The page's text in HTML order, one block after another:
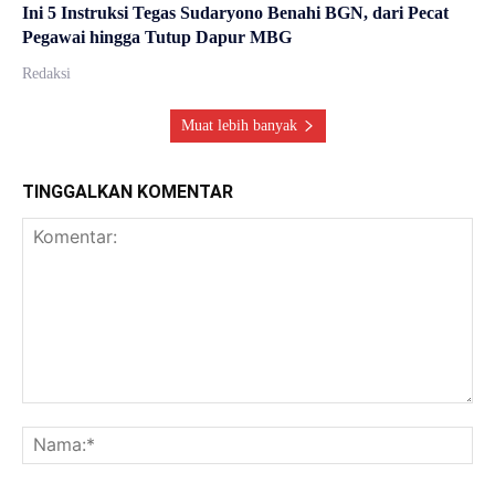
Ini 5 Instruksi Tegas Sudaryono Benahi BGN, dari Pecat
Pegawai hingga Tutup Dapur MBG
Redaksi
Muat lebih banyak
TINGGALKAN KOMENTAR